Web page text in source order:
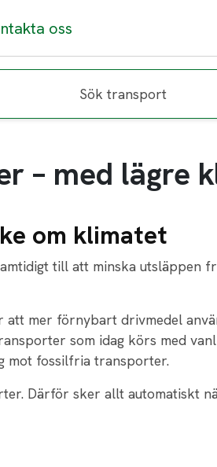
oss
Sök transport
– med lägre
om klimatet
till att minska utsläppen
att mer förnybart drivmedel
som idag körs med
mot fossilfria transporter.
Därför sker allt automatiskt